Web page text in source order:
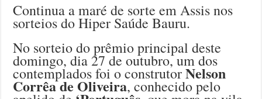
Continua a maré de sorte em Assis nos
sorteios do Hiper Saúde Bauru.
No sorteio do prêmio principal deste
domingo, dia 27 de outubro, um dos
contemplados foi o construtorNelson
Corrêa de Oliveira, conhecido pelo